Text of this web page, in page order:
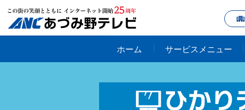
ホーム サービスメニュー